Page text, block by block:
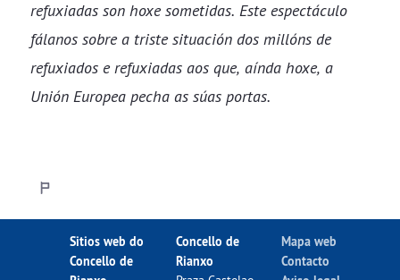
refuxiadas son hoxe sometidas. Este espectáculo
fálanos sobre a triste situación dos millóns de
refuxiados e refuxiadas aos que, aínda hoxe, a
Unión Europea pecha as súas portas.
Sitios web do
Concello de
Concello de
Rianxo
Mapa web
Contacto